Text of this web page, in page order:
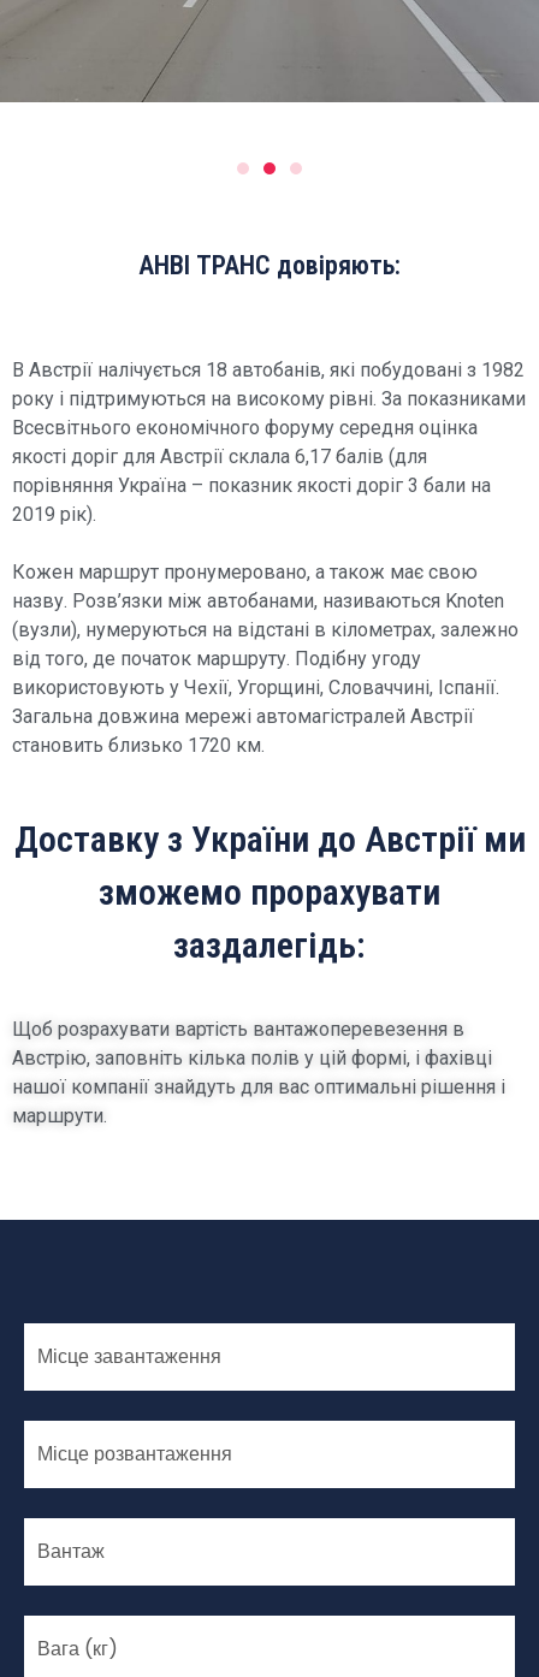
АНВІ ТРАНС довіряють:
В Австрії налічується 18 автобанів, які побудовані з 1982
року і підтримуються на високому рівні. За показниками
Всесвітнього економічного форуму середня оцінка
якості доріг для Австрії склала 6,17 балів (для
порівняння Україна – показник якості доріг 3 бали на
2019 рік).
Кожен маршрут пронумеровано, а також має свою
назву. Розв’язки між автобанами, називаються Knoten
(вузли), нумеруються на відстані в кілометрах, залежно
від того, де початок маршруту. Подібну угоду
використовують у Чехії, Угорщині, Словаччині, Іспанії.
Загальна довжина мережі автомагістралей Австрії
становить близько 1720 км.
Доставку з України до Австрії ми
зможемо прорахувати
заздалегідь:
Щоб розрахувати вартість вантажоперевезення в
Австрію, заповніть кілька полів у цій формі, і фахівці
нашої компанії знайдуть для вас оптимальні рішення і
маршрути.